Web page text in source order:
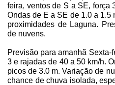
feira, ventos de S a SE, força
Ondas de E a SE de 1.0 a 1.5
proximidades de Laguna.
de nuvens.
Previsão para amanhã Sexta-
3 e rajadas de 40 a 50 km/h.
picos de3.0 m. Variação de
chance de chuva isolada,